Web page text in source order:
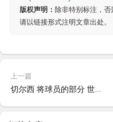
版权声明： 除非特别标注，
请以链接形式注明文章出处。
上一篇
切尔西 将球员的部分 世俱杯 奖金捐给若塔家人，数额超50万美元